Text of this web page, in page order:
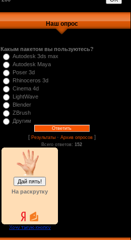
Наш опрос
Какым пакетом вы пользуютесь?
Autodesk 3ds max
Autodesk Maya
Poser 3d
Rhinoceros 3d
Cinema 4d
LightWave
Blender
ZBrush
Другим
[ Результаты· Архив опросов]
Всего ответов: 152
На раскрутку